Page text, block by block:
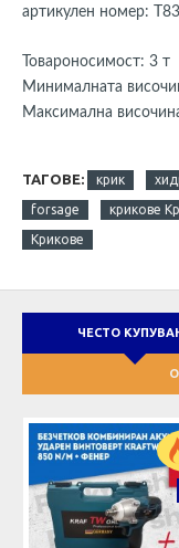
артикулен номер:
Товароносимост: 3 т
Минималната
Максимална
ТАГОВЕ: крик
forsage крикове
Крикове
ЧЕСТО